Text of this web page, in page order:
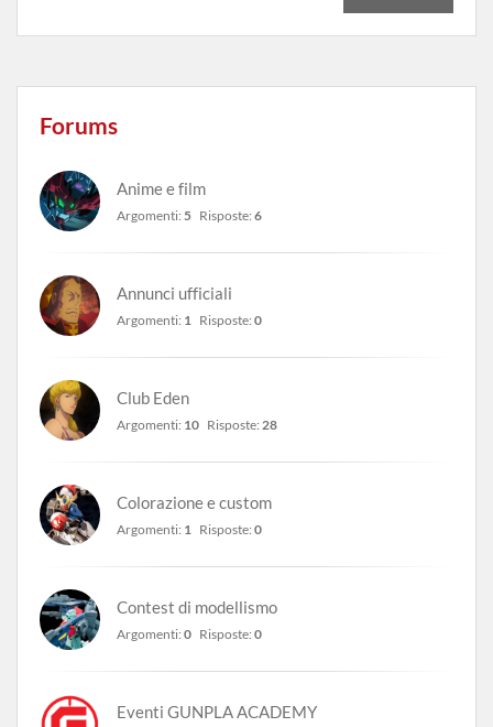
Forums
Anime e film
Argomenti: 5 Risposte: 6
Annunci ufficiali
Argomenti: 1 Risposte: 0
Club Eden
Argomenti: 10 Risposte: 28
Colorazione e custom
Argomenti: 1 Risposte: 0
Contest di modellismo
Argomenti: 0 Risposte: 0
Eventi GUNPLA ACADEMY